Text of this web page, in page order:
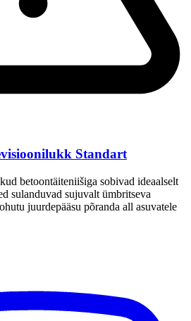
Standart
betoontäiteniišiga sobivad ideaalselt
sulanduvad sujuvalt ümbritseva
juurdepääsu põranda all asuvatele